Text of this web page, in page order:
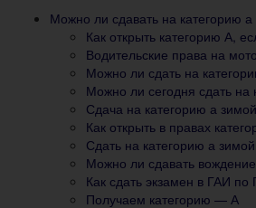
Можно ли сдавать на категорию
Как открыть категорию А,
Водительские права на
Можно ли сдать на
Можно ли сегодня сдать на
Сдача на категорию а
Как открыть в правах
Сдать на категорию а зимой
Можно ли сдавать
Как сдать экзамен в ГАИ
Получаем категорию — А